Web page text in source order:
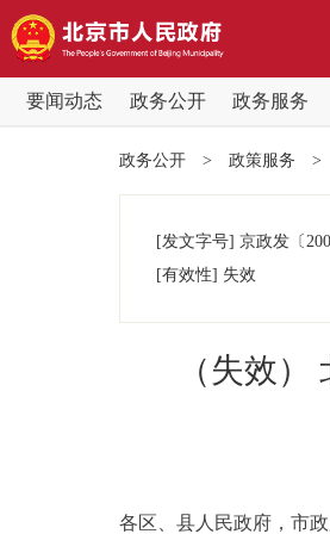
要闻动态 政务公开 政务服务
党中央精神
政策兑现
政务公开 > 政策服务 >
[发文字号] 京政发 〔
[有效性] 失效
（失效
各区、县人民政府，市